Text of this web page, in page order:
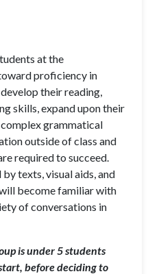
at the
proficiency in
their reading,
skills, expand upon their
grammatical
outside of class and
required to succeed.
texts, visual aids, and
become familiar with
of conversations in
is under 5 students
before deciding to